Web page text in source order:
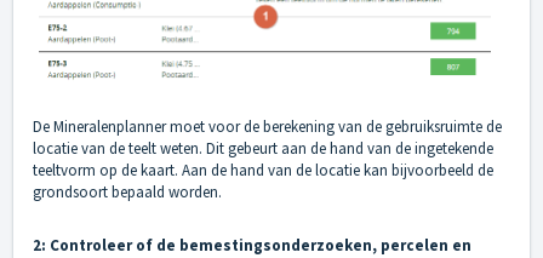
De Mineralenplanner moet voor de berekening van de gebruiksruimte de
locatie van de teelt weten. Dit gebeurt aan de hand van de ingetekende
teeltvorm op de kaart. Aan de hand van de locatie kan bijvoorbeeld de
grondsoort bepaald worden.
2: Controleer of de bemestingsonderzoeken, percelen en